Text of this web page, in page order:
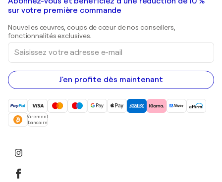
Shepard Fairey
Peintures de paysage
Estampes
Peintures acryliques
Galeries d'art en Belgique
sur votre première commande
Nouvelles œuvres, coups de cœur de nos conseillers,
fonctionnalités exclusives.
Saisissez
votre
adresse
e-
mail
J'en profite dès maintenant
Virement
bancaire